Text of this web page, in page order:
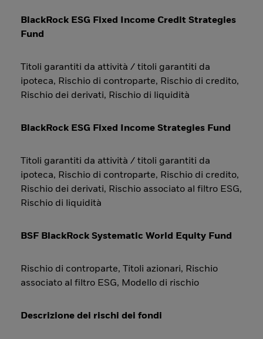
BlackRock ESG Fixed Income Credit Strategies
Fund
Titoli garantiti da attività / titoli garantiti da
ipoteca, Rischio di controparte, Rischio di credito,
Rischio dei derivati, Rischio di liquidità
BlackRock ESG Fixed Income Strategies Fund
Titoli garantiti da attività / titoli garantiti da
ipoteca, Rischio di controparte, Rischio di credito,
Rischio dei derivati, Rischio associato al filtro ESG,
Rischio di liquidità
BSF BlackRock Systematic World Equity Fund
Rischio di controparte, Titoli azionari, Rischio
associato al filtro ESG, Modello di rischio
Descrizione dei rischi dei fondi